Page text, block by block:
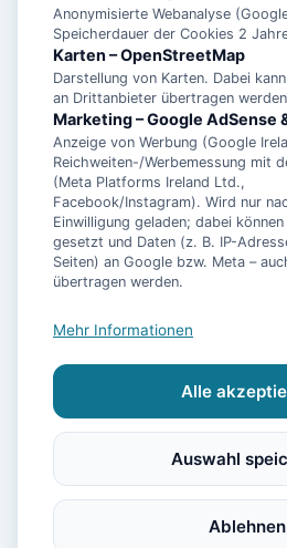
Ferienwohnung Dünenrose
Norddeicher Perle 2
- Ferienhaus Bühler
- Ferienhaus Pelikan -
- Ferienhaus Plesse -
- Ferienhaus Plesse 2 -
- Ferienwohnung
- Ferienwohnung Maja -
Anonymisierte Webanalyse
Speicherdauer der Cookies 2
Karten – OpenStreetMap
Darstellung von Karten. Dabei
an Drittanbieter übertragen
Marketing – Google AdSense
Anzeige von Werbung (Google
Reichweiten-/Werbemessung mit
(Meta Platforms Ireland Ltd.,
Facebook/Instagram). Wird nur
Einwilligung geladen; dabei
gesetzt und Daten (z. B. IP-
Seiten) an Google bzw. Meta –
übertragen werden.
Mehr Informationen
Alle
Auswahl
Ablehnen